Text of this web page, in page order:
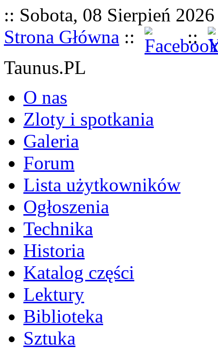
:: Sobota, 08 Sierpień
Strona Główna ::
::
Taunus.PL
O nas
Zloty i spotkania
Galeria
Forum
Lista użytkowników
Ogłoszenia
Technika
Historia
Katalog części
Lektury
Biblioteka
Sztuka